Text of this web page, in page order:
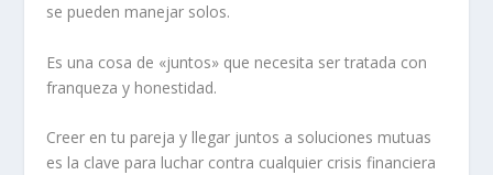
se pueden manejar solos.
Es una cosa de «juntos» que necesita ser tratada con
franqueza y honestidad.
Creer en tu pareja y llegar juntos a soluciones mutuas
es la clave para luchar contra cualquier crisis financiera